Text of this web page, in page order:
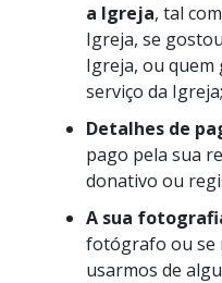
a Igreja, tal
Igreja, se
Igreja, ou quem
serviço da Igreja;
Detalhes de
pago pela sua
donativo ou
A sua
fotógrafo ou se
usarmos de